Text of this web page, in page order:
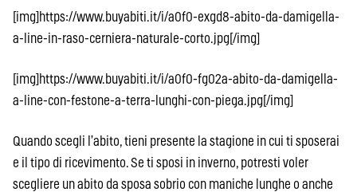
[img]https://www.buyabiti.it/i/a0f0-exgd8-abito-da-damigella-
a-line-in-raso-cerniera-naturale-corto.jpg[/img]
[img]https://www.buyabiti.it/i/a0f0-fg02a-abito-da-damigella-
a-line-con-festone-a-terra-lunghi-con-piega.jpg[/img]
Quando scegli l’abito, tieni presente la stagione in cui ti sposerai
e il tipo di ricevimento. Se ti sposi in inverno, potresti voler
scegliere un abito da sposa sobrio con maniche lunghe o anche